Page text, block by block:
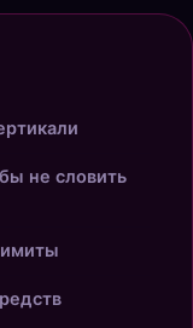
не словить